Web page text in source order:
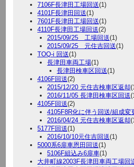
7106F長津田工場回送(1)
4101F長津田回送(1)
7601F長津田工場回送(1)
4110F長津田工場回送(2)
2015/09/25 工場回送(1)
2015/09/25 元住吉回送(1)
TOQ-i 回送(1)
長津田車両工場(1)
長津田検車区回送(1)
4106F回送(2)
2015/12/20 元住吉検車区返却
2016/11/05 長津田検車区回送
4105F回送(2)
4105F8R化に伴う回送/組成変
2016/04/24 元住吉検車区返却
5177F回送(1)
2016/10/10元住吉回送(1)
5000系6扉車恩田回送(1)
5106F組込み6扉車(1)
大井町線2003F長津田車両工場回